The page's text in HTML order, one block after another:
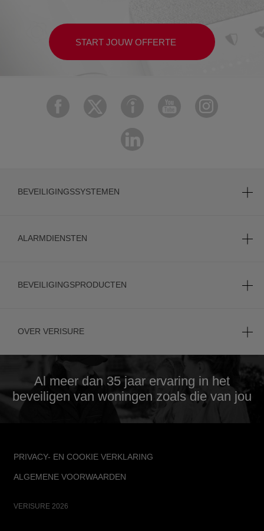
START JOUW OFFERTE
BEVEILIGINGSSYSTEMEN
ALARMDIENSTEN
BEVEILIGINGSPRODUCTEN
OVER VERISURE
Al meer dan 35 jaar ervaring in het
beveiligen van woningen zoals die van jou
FOOTER
PRIVACY- EN COOKIE VERKLARING
ALGEMENE VOORWAARDEN
VERISURE 2026